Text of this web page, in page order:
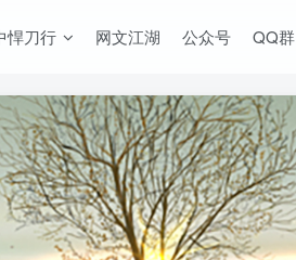
悍刀行 网文江湖 公众号 QQ群